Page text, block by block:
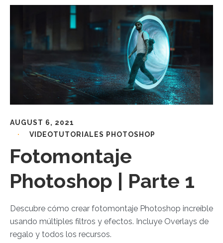
AUGUST 6, 2021
VIDEOTUTORIALES PHOTOSHOP
Fotomontaje
Photoshop | Parte 1
Descubre cómo crear fotomontaje Photoshop increíble
usando múltiples filtros y efectos. Incluye Overlays de
regalo y todos los recursos.